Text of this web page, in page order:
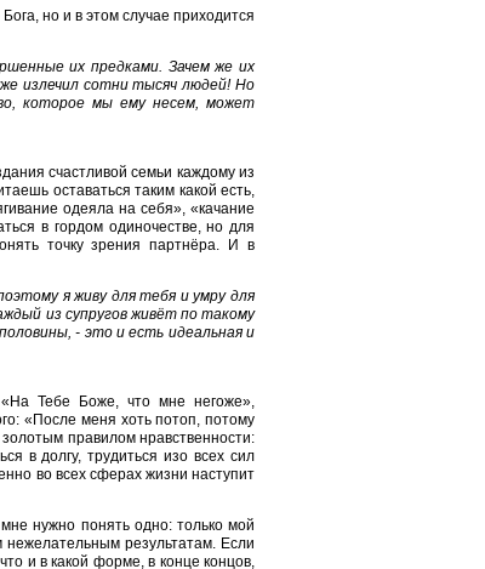
но и в этом случае приходится
их предками. Зачем же их
излечил сотни тысяч людей! Но
которое мы ему несем, может
счастливой семьи каждому из
оставаться таким какой есть,
одеяла на себя», «качание
в гордом одиночестве, но для
точку зрения партнёра. И в
я живу для тебя и умру для
из супругов живёт по такому
- это и есть идеальная и
Тебе Боже, что мне негоже»,
«После меня хоть потоп, потому
правилом нравственности:
в долгу, трудиться изо всех сил
во всех сферах жизни наступит
нужно понять одно: только мой
результатам. Если
и в какой форме, в конце концов,